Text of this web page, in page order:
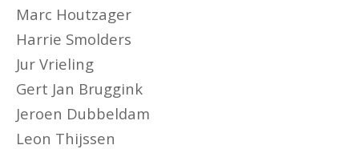
Marc Houtzager
Harrie Smolders
Jur Vrieling
Gert Jan Bruggink
Jeroen Dubbeldam
Leon Thijssen